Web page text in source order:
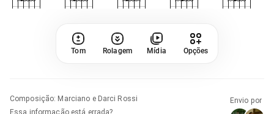
Tom Rolagem Mídia Opções
Composição: Marciano e Darci Rossi
Essa informação está errada?
Envio por